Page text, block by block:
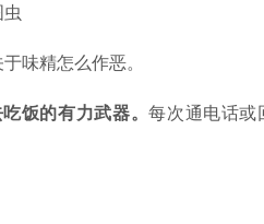
味精怎么作恶。
饭的有力武器。每次通电话或